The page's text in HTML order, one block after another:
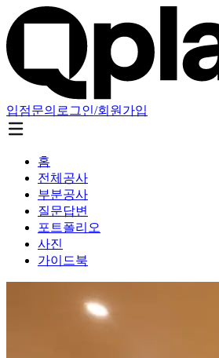
입점문의 로그인/회원가입
홈
전체공사
부분공사
질문답변
포트폴리오
사진
가이드북